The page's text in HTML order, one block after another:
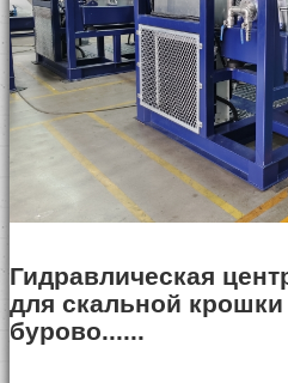
Гидравлическая
для скальной
бурово......